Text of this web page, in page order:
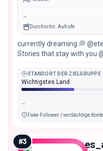
-
Durchschn. Aufrufe
currently dreaming 💭
Stories that stay with you
STANDORT DER ZIELGRUPPE
Wichtigstes Land
-
Fake-Follower / verdächtige
#3